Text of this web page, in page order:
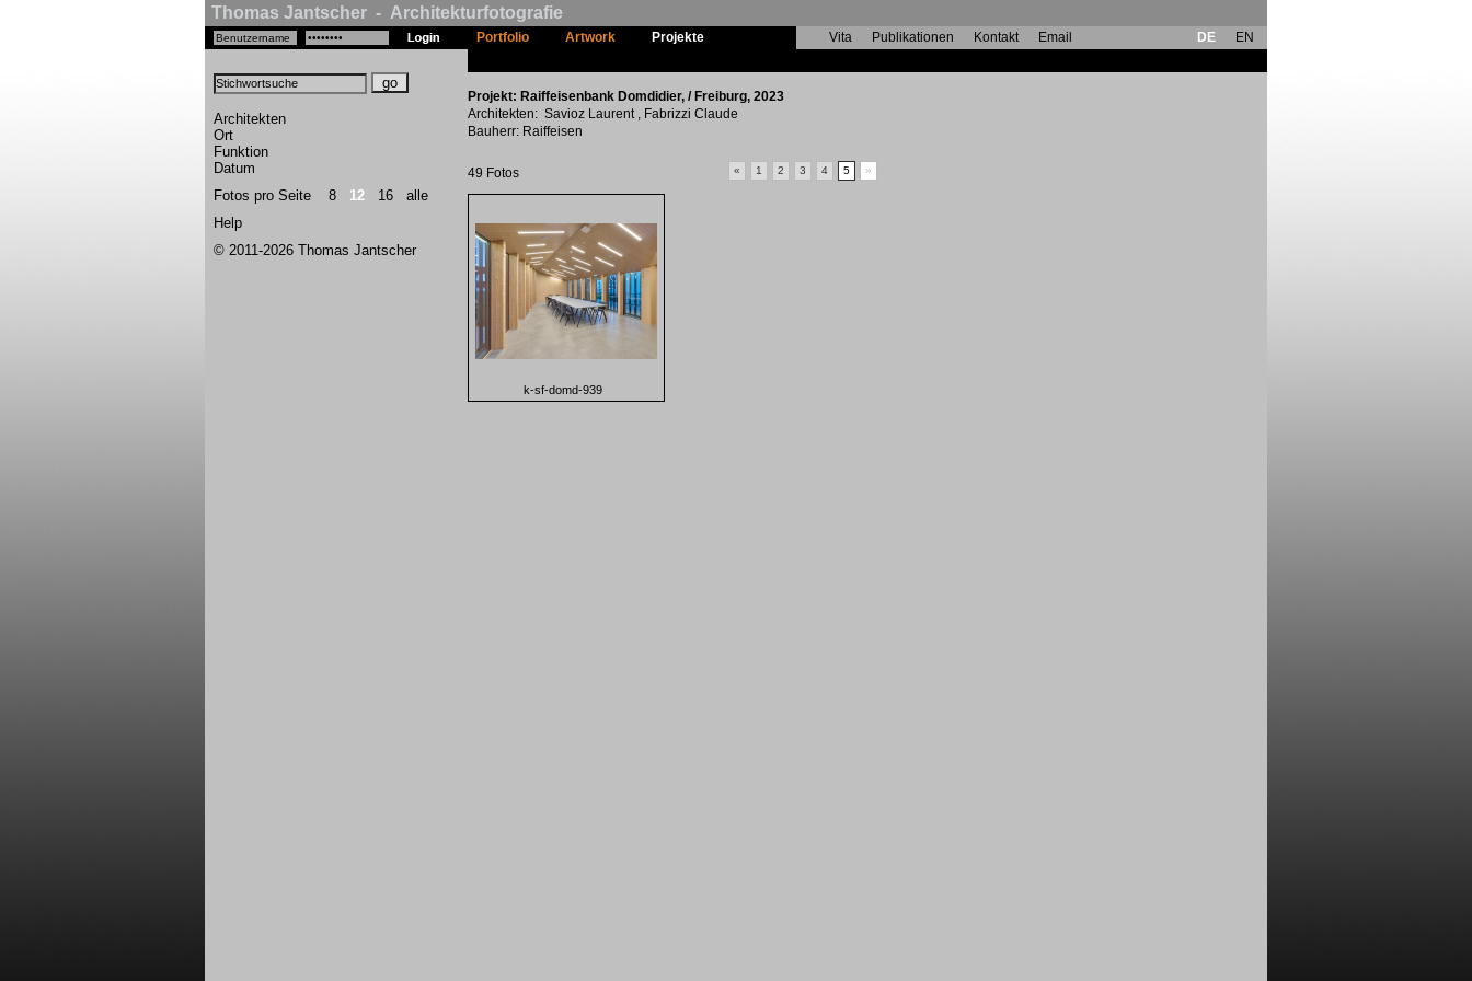
Thomas Jantscher - Architekturfotografie
Architekten
Ort
Funktion
Datum
Fotos pro Seite 8 12 16
alle
Help
© 2011-2026 Thomas Jantscher
Portfolio Artwork Projekte Vita Publikationen Kontakt Email DE
EN
Projekt: Raiffeisenbank Domdidier, / Freiburg, 2023
Architekten: Savioz Laurent , Fabrizzi Claude
Bauherr: Raiffeisen
49 Fotos « 1 2 3 4 5 »
k-sf-domd-939